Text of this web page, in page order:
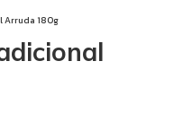
Arruda 180g